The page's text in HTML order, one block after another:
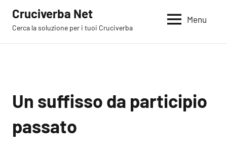
contenuto
Cruciverba Net
Cerca la soluzione per i tuoi Cruciverba
Menu
Un suffisso da participio
passato